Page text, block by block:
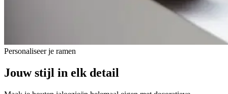
Personaliseer je ramen
Jouw stijl in elk detail